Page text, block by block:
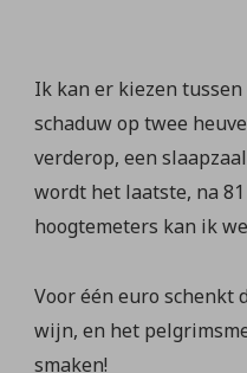
Ik kan er kiezen
schaduw op twee
verderop, een
wordt het laatste, na
hoogtemeters kan ik
Voor één euro schenkt
wijn, en het
smaken!